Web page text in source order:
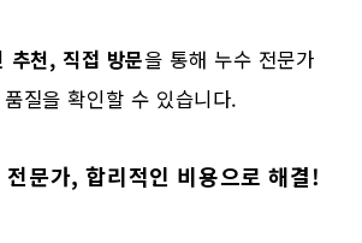
추천, 직접 방문을 통해 누수 전문가
질을 확인할 수 있습니다.
문가, 합리적인 비용으로 해결!